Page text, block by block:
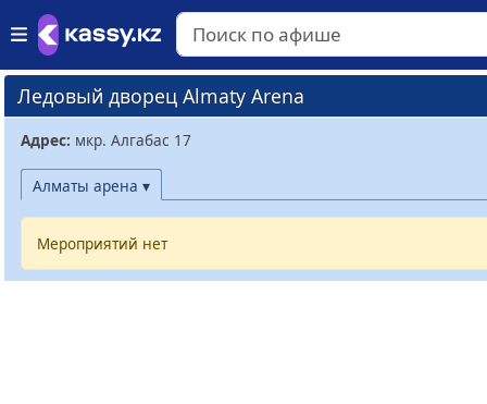
Ледовый дворец Almaty Arena
Адрес: мкр. Алгабас 17
Алматы арена ▾
Мероприятий нет